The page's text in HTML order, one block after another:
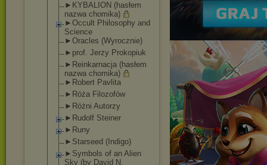
►KYBALION (hasłem
nazwa chomika)
►Occult Philosophy and
Science
►Oracles (Wyrocznie)
►prof. Jerzy Prokopiuk
►Reinkarnacja (hasłem
nazwa chomika)
►Robert Pavlita
►Róża Filozofów
►Różni Autorzy
►Rudolf Steiner
►Runy
►Starseed (Indigo)
►Symbols of an Alien
Sky (by David N.